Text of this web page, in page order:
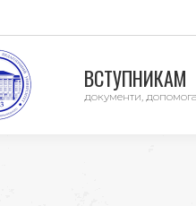
ВСТУПНИКАМ
документи,